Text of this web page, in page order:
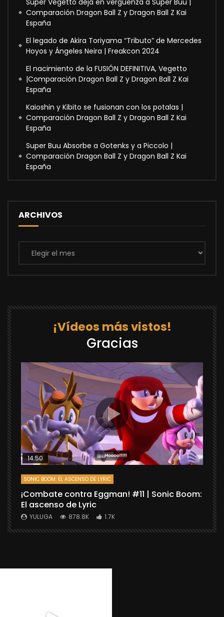
Super Vegetto deja en vergüenza a Super Buu |
Comparación Dragon Ball Z y Dragon Ball Z Kai
España
El legado de Akira Toriyama “Tributo” de Mercedes
Hoyos y Ángeles Neira | Freakcon 2024
El nacimiento de la FUSIÓN DEFINITIVA, Vegetto
|Comparación Dragon Ball Z y Dragon Ball Z Kai
España
Kaioshin y Kibito se fusionan con los potalas |
Comparación Dragon Ball Z y Dragon Ball Z Kai
España
Super Buu Absorbe a Gotenks y a Piccolo |
Comparación Dragon Ball Z y Dragon Ball Z Kai
España
ARCHIVOS
Archivos
¡Vídeos más vistos!
Gracias
14:50
SONIC BOOM: EL ASCENSO DE LYRIC
¡Combate contra Eggman! #11 | Sonic Boom:
El ascenso de Lyric
YULUGA 878.8K 1.7K